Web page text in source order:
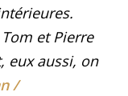
et Pierre
eux aussi, on
/